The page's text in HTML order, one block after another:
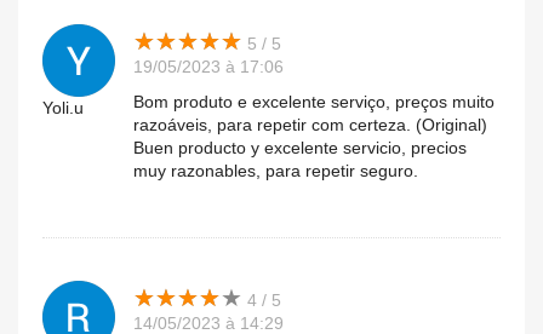
Yoli.u
★★★★★
★★★★★ 5 / 5
19/05/2023 à 17:06
Bom produto e excelente serviço, preços muito
razoáveis, para repetir com certeza. (Original)
Buen producto y excelente servicio, precios
muy razonables, para repetir seguro.
★★★★★
★★★★★ 4 / 5
14/05/2023 à 14:29